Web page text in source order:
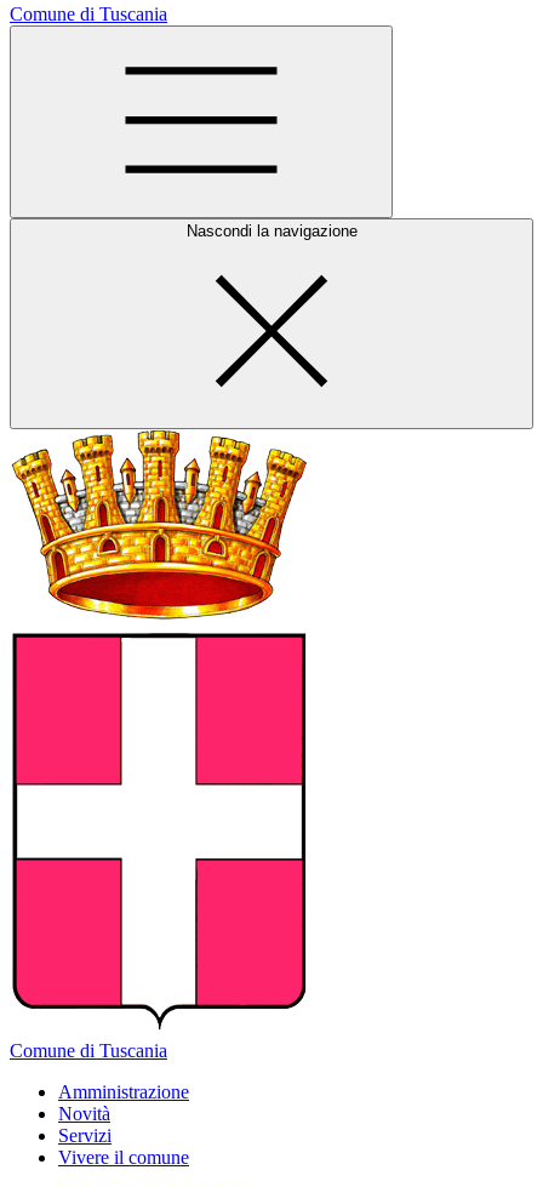
Comune di Tuscania
Nascondi la navigazione
Comune di Tuscania
Amministrazione
Novità
Servizi
Vivere il comune